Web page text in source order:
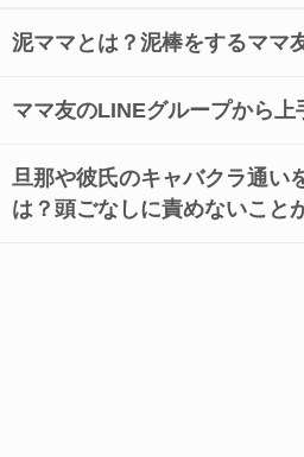
泥ママとは？泥棒をするママ
ママ友のLINEグループから上
旦那や彼氏のキャバクラ通い
は？頭ごなしに責めないこと